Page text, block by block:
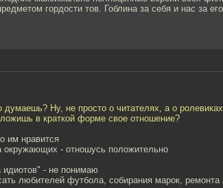
гордости тов. Гоблина за себя и нас за
Ну, не просто о читателях, а о
в краткой форме свое отношение?
им нравится
окружающих - отношусь положительно
идиотов" - не понимаю
любителей футбола, собирания марок, ремонта